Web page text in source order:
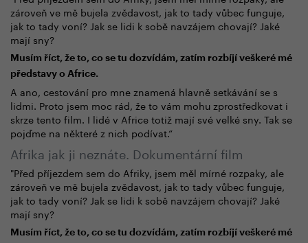
zároveň ve mě bujela zvědavost, jak to tady vůbec funguje,
jak to tady voní? Jak se lidi k sobě navzájem chovají? Jaké
mají sny?
Musím říct, že to, co se tu dozvídám, zatím rozbíjí veškeré mé
představy o Africe.
A ano, cestování pro mne znamená hlavně setkávání se s
lidmi. Proto jsem moc rád, že to vám mohu zprostředkovat i
skrze tento film. I lidé v Africe totiž mají své velké sny. Tak se
pojďme na některé z nich podívat.“
Afrika jak ji neznáte. Dokumentární film
"Před příjezdem sem do Afriky, jsem měl mírné rozpaky, ale
zároveň ve mě bujela zvědavost, jak to tady vůbec funguje,
jak to tady voní? Jak se lidi k sobě navzájem chovají? Jaké
mají sny?
Musím říct, že to, co se tu dozvídám, zatím rozbíjí veškeré mé